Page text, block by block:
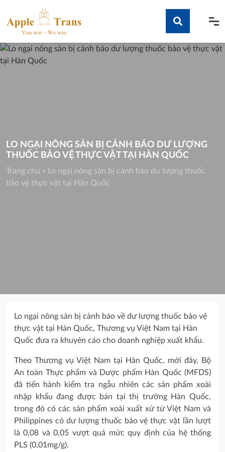
content
Tìm kiếm
LO NGẠI NÔNG SẢN BỊ CẢNH BÁO DƯ LƯỢNG
THUỐC BẢO VỆ THỰC VẬT TẠI HÀN QUỐC
Trang chủ »
Lo ngại nông sản bị cảnh báo dư lượng thuốc
bảo vệ thực vật tại Hàn Quốc
Lo ngại nông sản bị cảnh báo về dư lượng thuốc bảo vệ
thực vật tại Hàn Quốc, Thương vụ Việt Nam tại Hàn
Quốc đưa ra khuyên cáo cho doanh nghiệp xuất khẩu.
Theo Thương vụ Việt Nam tại Hàn Quốc, mới đây, Bộ
An toàn Thực phẩm và Dược phẩm Hàn Quốc (MFDS)
đã tiến hành kiểm tra ngẫu nhiên các sản phẩm xoài
nhập khẩu đang được bán tại thị trường Hàn Quốc,
trong đó có các sản phẩm xoài xuất xứ từ Việt Nam và
Philippines có dư lượng thuốc bảo vệ thực vật lần lượt
là 0,08 và 0,05 vượt quá mức quy định của hệ thống
PLS (0,01mg/g).